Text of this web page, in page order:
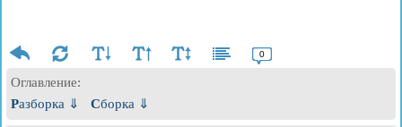
0
Оглавление:
Разборка ⇓
Сборка ⇓